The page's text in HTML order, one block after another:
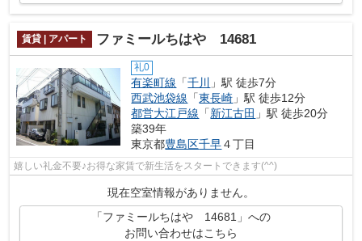
賃貸 | アパート ファミールちはや 14681
礼0
有楽町線 「千川
」駅 徒歩7分
西武池袋線 「東長崎 」駅 徒歩12分
都営大江戸線 「新江古田 」駅 徒歩20分
築39年
東京都豊島区千早４丁目
嬉しい礼金不要♪お得な家賃で新生活をスタートできます(^^)
現在空室情報がありません。
「ファミールちはや 14681」への
お問い合わせはこちら